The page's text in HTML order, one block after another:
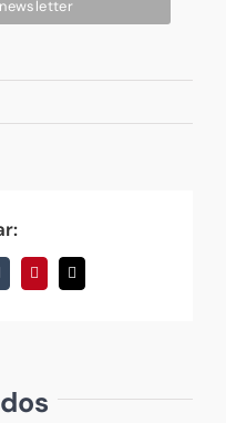
PinterestEmail
(necessário